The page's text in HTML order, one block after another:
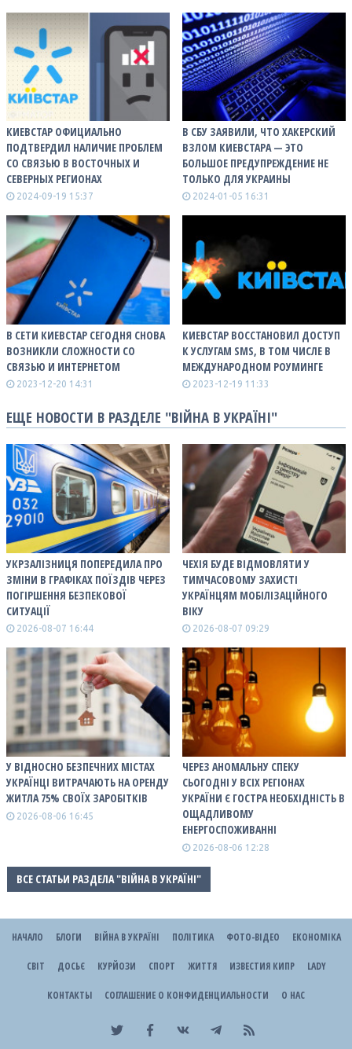
КИЕВСТАР ОФИЦИАЛЬНО
ПОДТВЕРДИЛ НАЛИЧИЕ ПРОБЛЕМ
СО СВЯЗЬЮ В ВОСТОЧНЫХ И
СЕВЕРНЫХ РЕГИОНАХ
2024-09-19 15:37
В СБУ ЗАЯВИЛИ, ЧТО ХАКЕРСКИЙ
ВЗЛОМ КИЕВСТАРА — ЭТО
БОЛЬШОЕ ПРЕДУПРЕЖДЕНИЕ НЕ
ТОЛЬКО ДЛЯ УКРАИНЫ
2024-01-05 16:31
В СЕТИ КИЕВСТАР СЕГОДНЯ СНОВА
ВОЗНИКЛИ СЛОЖНОСТИ СО
СВЯЗЬЮ И ИНТЕРНЕТОМ
2023-12-20 14:31
КИЕВСТАР ВОССТАНОВИЛ ДОСТУП
К УСЛУГАМ SMS, В ТОМ ЧИСЛЕ В
МЕЖДУНАРОДНОМ РОУМИНГЕ
2023-12-19 11:33
ЕЩЕ НОВОСТИ В РАЗДЕЛЕ "ВІЙНА В УКРАЇНІ"
УКРЗАЛІЗНИЦЯ ПОПЕРЕДИЛА ПРО
ЗМІНИ В ГРАФІКАХ ПОЇЗДІВ ЧЕРЕЗ
ПОГІРШЕННЯ БЕЗПЕКОВОЇ
СИТУАЦІЇ
2026-08-07 16:44
ЧЕХІЯ БУДЕ ВІДМОВЛЯТИ У
ТИМЧАСОВОМУ ЗАХИСТІ
УКРАЇНЦЯМ МОБІЛІЗАЦІЙНОГО
ВІКУ
2026-08-07 09:29
У ВІДНОСНО БЕЗПЕЧНИХ МІСТАХ
УКРАЇНЦІ ВИТРАЧАЮТЬ НА ОРЕНДУ
ЖИТЛА 75% СВОЇХ ЗАРОБІТКІВ
2026-08-06 16:45
ЧЕРЕЗ АНОМАЛЬНУ СПЕКУ
СЬОГОДНІ У ВСІХ РЕГІОНАХ
УКРАЇНИ Є ГОСТРА НЕОБХІДНІСТЬ В
ОЩАДЛИВОМУ
ЕНЕРГОСПОЖИВАННІ
2026-08-06 12:28
ВСЕ СТАТЬИ РАЗДЕЛА "ВІЙНА В УКРАЇНІ"
НАЧАЛО БЛОГИ ВІЙНА В УКРАЇНІ ПОЛІТИКА ФОТО-ВІДЕО ЕКОНОМІКА
СВІТ ДОСЬЄ КУРЙОЗИ СПОРТ ЖИТТЯ ИЗВЕСТИЯ КИПР LADY
КОНТАКТЫ СОГЛАШЕНИЕ О КОНФИДЕНЦИАЛЬНОСТИ О НАС